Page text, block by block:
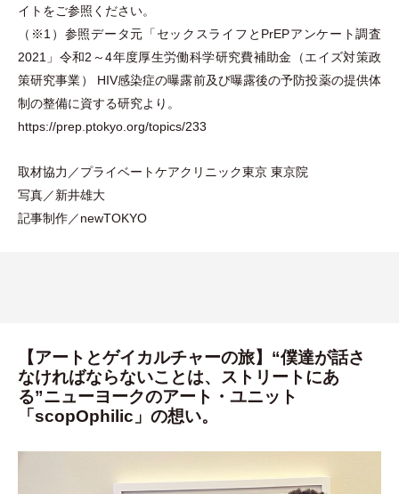
イトをご参照ください。
（ ※1 ） 参照データ元 「 セックスライフとPrEPアンケート調査
2021 」 令和2～4年度厚生労働科学研究費補助金 （エイズ対策政
策研究事業）
HIV感染症の曝露前及び曝露後の予防投薬の提供体
制の整備に資する研究より。
https://prep.ptokyo.org/topics/233
取材協力／プライベートケアクリニック東京 東京院
写真／新井雄大
記事制作／newTOKYO
【アートとゲイカルチャーの旅】“僕達が話さ
なければならないことは、ストリートにあ
る”ニューヨークのアート・ユニット
「scopOphilic」の想い。